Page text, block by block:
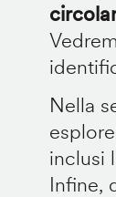
Nella
inclusi
Infine,